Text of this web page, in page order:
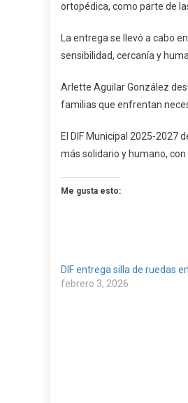
ortopédica, como parte de
La entrega se llevó a cabo
sensibilidad, cercanía y
Arlette Aguilar González
familias que enfrentan
El DIF Municipal 2025-2027
más solidario y humano,
Me gusta esto:
DIF entrega silla de ruedas
febrero 3, 2026